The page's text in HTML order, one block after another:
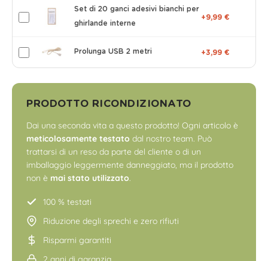
Set di 20 ganci adesivi bianchi per
ghirlande interne
+9,99 €
Prolunga USB 2 metri +3,99 €
PRODOTTO RICONDIZIONATO
Dai una seconda vita a questo prodotto! Ogni articolo è
meticolosamente testato dal nostro team. Può
trattarsi di un reso da parte del cliente o di un
imballaggio leggermente danneggiato, ma il prodotto
non è mai stato utilizzato.
100 % testati
Riduzione degli sprechi e zero rifiuti
Risparmi garantiti